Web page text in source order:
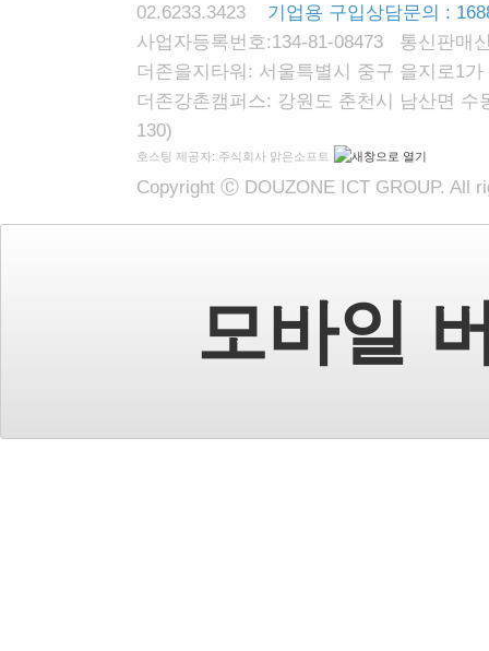
02.6233.3423 기업용 구입상담문의 :
사업자등록번호:134-81-08473 통신판매
더존을지타워: 서울특별시 중구 을지로1
더존강촌캠퍼스: 강원도 춘천시 남산면
130)
호스팅 제공자: 주식회사 맑은소프트
Copyright Ⓒ DOUZONE ICT GROUP. All
모바일